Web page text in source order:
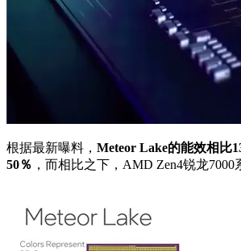
根据最新曝料， Meteor Lake的能效相比
50％ ，而相比之下，AMD Zen4锐龙7000